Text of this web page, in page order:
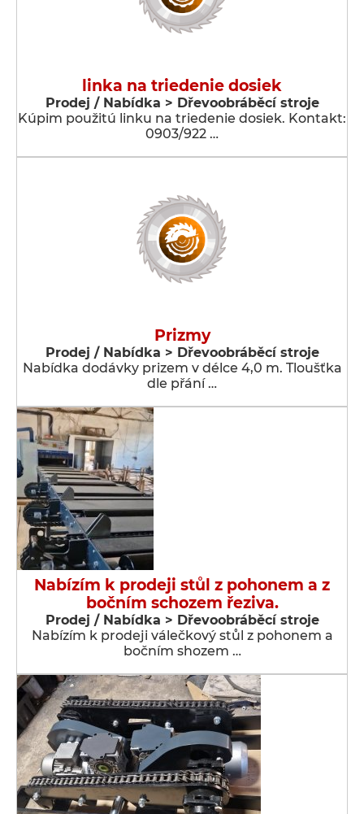
linka na triedenie dosiek
Prodej / Nabídka > Dřevoobráběcí stroje
Kúpim použitú linku na triedenie dosiek. Kontakt:
0903/922 …
Prizmy
Prodej / Nabídka > Dřevoobráběcí stroje
Nabídka dodávky prizem v délce 4,0 m. Tloušťka
dle přání …
Nabízím k prodeji stůl z pohonem a z
bočním schozem řeziva.
Prodej / Nabídka > Dřevoobráběcí stroje
Nabízím k prodeji válečkový stůl z pohonem a
bočním shozem …